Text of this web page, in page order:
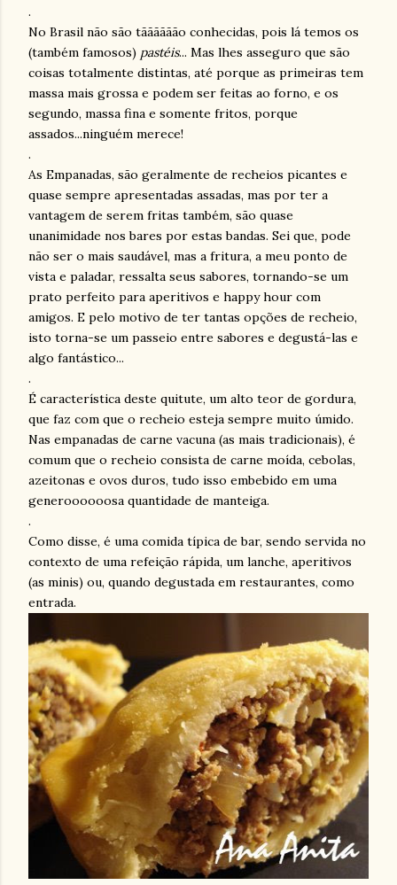
.
No Brasil não são tãããããão conhecidas, pois lá temos os
(também famosos) pastéis... Mas lhes asseguro que são
coisas totalmente distintas, até porque as primeiras tem
massa mais grossa e podem ser feitas ao forno, e os
segundo, massa fina e somente fritos, porque
assados...ninguém merece!
.
As Empanadas, são geralmente de recheios picantes e
quase sempre apresentadas assadas, mas por ter a
vantagem de serem fritas também, são quase
unanimidade nos bares por estas bandas. Sei que, pode
não ser o mais saudável, mas a fritura, a meu ponto de
vista e paladar, ressalta seus sabores, tornando-se um
prato perfeito para aperitivos e happy hour com
amigos. E pelo motivo de ter tantas opções de recheio,
isto torna-se um passeio entre sabores e degustá-las e
algo fantástico...
.
É característica deste quitute, um alto teor de gordura,
que faz com que o recheio esteja sempre muito úmido.
Nas empanadas de carne vacuna (as mais tradicionais), é
comum que o recheio consista de carne moída, cebolas,
azeitonas e ovos duros, tudo isso embebido em uma
generoooooosa quantidade de manteiga.
.
Como disse, é uma comida típica de bar, sendo servida no
contexto de uma refeição rápida, um lanche, aperitivos
(as minis) ou, quando degustada em restaurantes, como
entrada.